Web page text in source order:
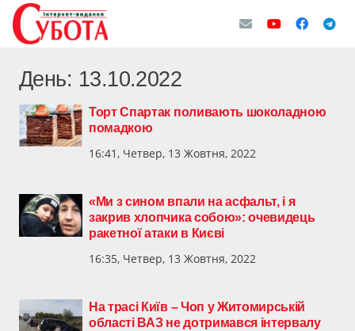
День: 13.10.2022
Торт Спартак поливають шоколадною
помадкою
16:41, Четвер, 13 Жовтня, 2022
«Ми з сином впали на асфальт, і я
закрив хлопчика собою»: очевидець
ракетної атаки в Києві
16:35, Четвер, 13 Жовтня, 2022
На трасі Київ – Чоп у Житомирській
області ВАЗ не дотримався інтервалу